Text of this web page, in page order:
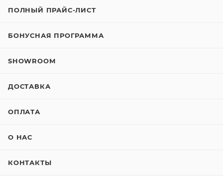
ПОЛНЫЙ ПРАЙС-ЛИСТ
БОНУСНАЯ ПРОГРАММА
SHOWROOM
ДОСТАВКА
ОПЛАТА
О НАС
КОНТАКТЫ